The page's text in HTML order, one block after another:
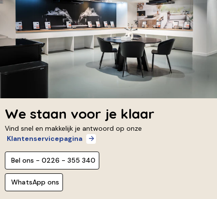
We staan voor je klaar
Vind snel en makkelijk je antwoord op onze
Klantenservicepagina
Bel ons - 0226 - 355 340
WhatsApp ons